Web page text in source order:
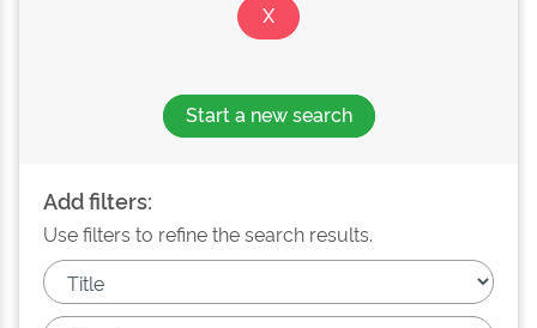
Start a new search
Add filters:
Use filters to refine the search results.